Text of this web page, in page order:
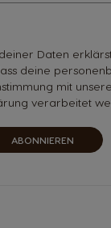
Daten
deine
mit
verarbeitet
ABONNIEREN